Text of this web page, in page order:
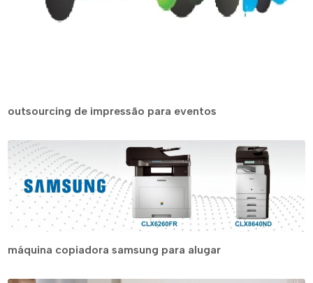
outsourcing de impressão para eventos
máquina copiadora samsung para alugar